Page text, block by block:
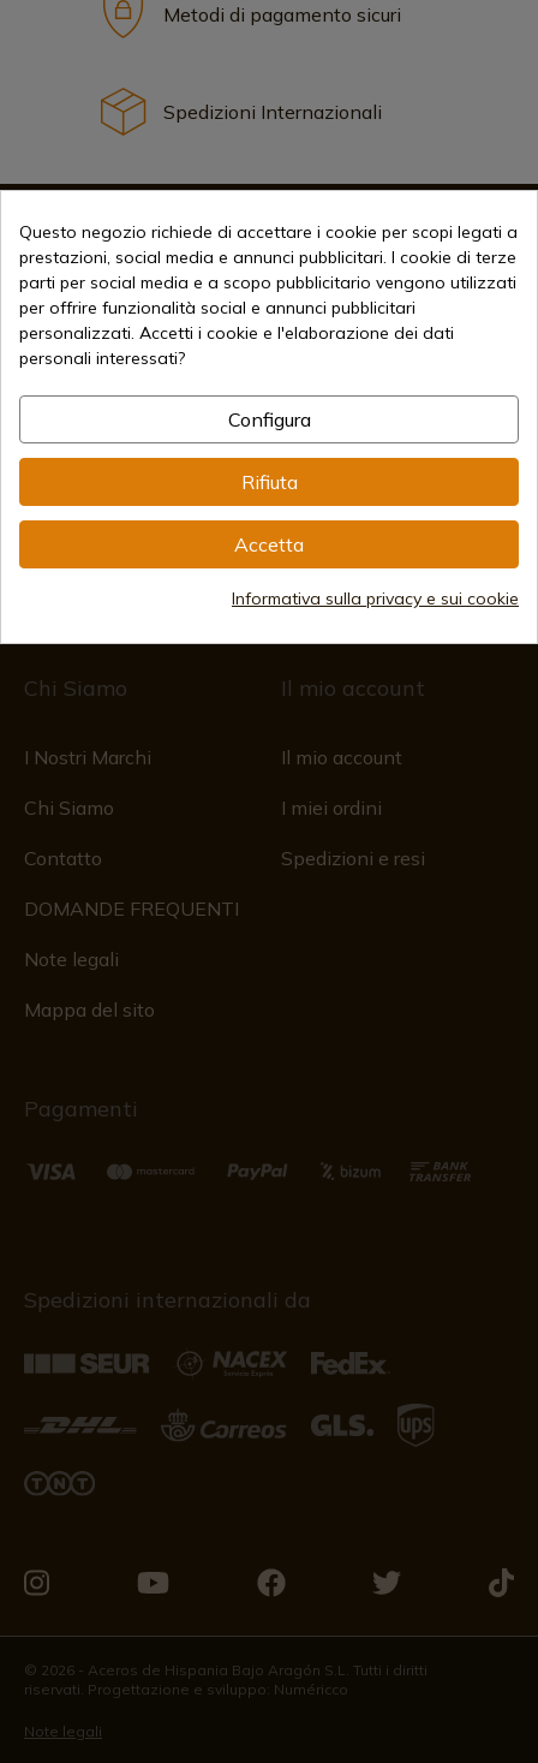
Metodi di pagamento sicuri
Spedizioni Internazionali
Informazione
info@aceros-de-hispania.com
(+34)978 877 088
(+34)676 850 364
Informazioni per il cliente
Dal lunedì al venerdì dalle 09:00 alle 15:00
CIF: ES B44193092 · Iscritta al Registro delle Imprese il
28/01/578, Foglio 242, 2003/670/N/07/08/2003
Chi Siamo
I Nostri Marchi
Chi Siamo
Contatto
DOMANDE FREQUENTI
Note legali
Mappa del sito
Il mio account
Il mio account
I miei ordini
Spedizioni e resi
Pagamenti
Spedizioni internazionali da
a
trovarci
su
Instagram
a
trovarci
su
a
trovarci
su
a
trovarci
a
© 2026 - Aceros de Hispania Bajo Aragón S.L. Tutti i diritti
riservati. Progettazione e sviluppo: Numéricco
Note legali
Questo negozio richiede di accettare i cookie per scopi legati a
prestazioni, social media e annunci pubblicitari. I cookie di terze
parti per social media e a scopo pubblicitario vengono utilizzati
per offrire funzionalità social e annunci pubblicitari
personalizzati. Accetti i cookie e l'elaborazione dei dati
personali interessati?
Configura
Rifiuta
Accetta
Informativa sulla privacy e sui cookie